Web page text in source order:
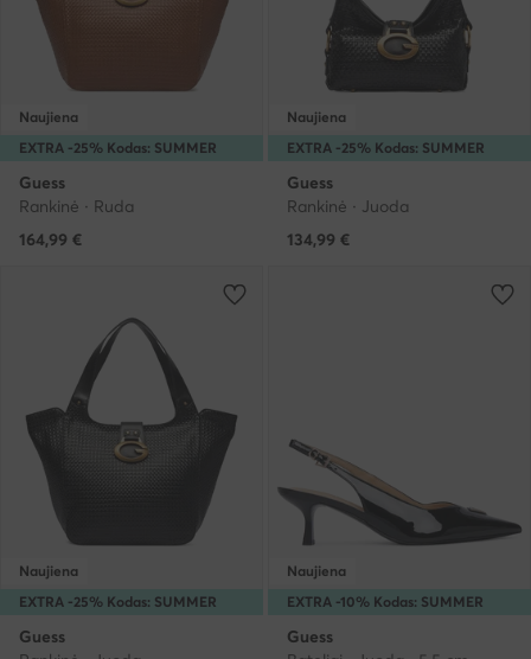
EXTRA -25% Kodas: SUMMER
Naujiena
Guess
Rankinė · Ruda
164,99 €
EXTRA -25% Kodas: SUMMER
Naujiena
Guess
Rankinė · Juoda
134,99 €
EXTRA -25% Kodas: SUMMER
Naujiena
Guess
EXTRA -10% Kodas: SUMMER
Naujiena
Guess